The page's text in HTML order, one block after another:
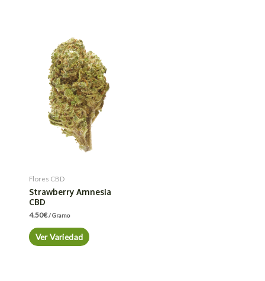
Flores CBD
Strawberry Amnesia
CBD
4.50€/ Gramo
Ver Variedad